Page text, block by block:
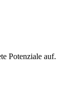
Potenziale auf.